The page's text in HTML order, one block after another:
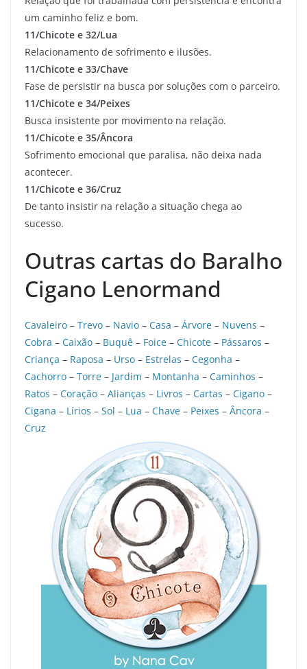
um caminho feliz e bom.
11/Chicote e 32/Lua
Relacionamento de sofrimento e ilusões.
11/Chicote e 33/Chave
Fase de persistir na busca por soluções com o parceiro.
11/Chicote e 34/Peixes
Busca insistente por movimento na relação.
11/Chicote e 35/Âncora
Sofrimento emocional que paralisa, não deixa nada
acontecer.
11/Chicote e 36/Cruz
De tanto insistir na relação a situação chega ao
sucesso.
Outras cartas do Baralho
Cigano Lenormand
Cavaleiro – Trevo – Navio – Casa – Árvore – Nuvens –
Cobra – Caixão – Buquê – Foice – Chicote – Pássaros –
Criança – Raposa – Urso – Estrelas – Cegonha –
Cachorro – Torre – Jardim – Montanha – Caminhos –
Ratos – Coração – Alianças – Livros – Cartas – Cigano –
Cigana – Lírios – Sol – Lua – Chave – Peixes – Âncora –
Cruz